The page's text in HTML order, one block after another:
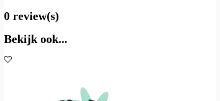
0 review(s)
Bekijk ook...